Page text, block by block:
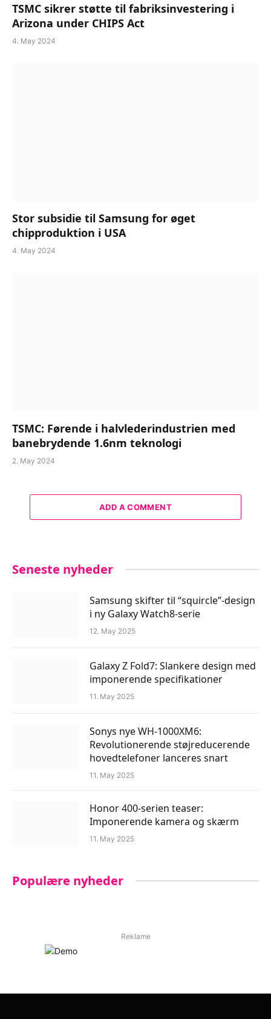
TSMC sikrer støtte til fabriksinvestering i
Arizona under CHIPS Act
4. May 2024
Stor subsidie til Samsung for øget
chipproduktion i USA
4. May 2024
TSMC: Førende i halvlederindustrien med
banebrydende 1.6nm teknologi
2. May 2024
ADD A COMMENT
Seneste nyheder
Samsung skifter til “squircle”-design
i ny Galaxy Watch8-serie
12. May 2025
Galaxy Z Fold7: Slankere design med
imponerende specifikationer
11. May 2025
Sonys nye WH-1000XM6:
Revolutionerende støjreducerende
hovedtelefoner lanceres snart
11. May 2025
Honor 400-serien teaser:
Imponerende kamera og skærm
11. May 2025
Populære nyheder
Reklame